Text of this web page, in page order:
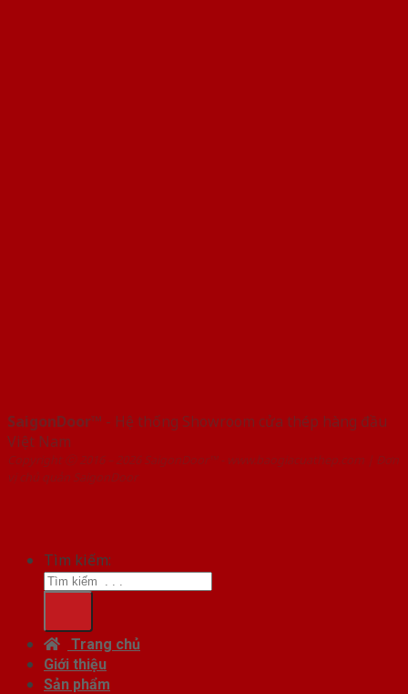
SaigonDoor™ - Hệ thống Showroom cửa thép hàng đầu
Việt Nam
Copyright ⓒ 2016 – 2026 SaigonDoor™ - www.baogiacuathep.com | Đơn
vị chủ quản SaigonDoor
Tìm kiếm:
Trang chủ
Giới thiệu
Sản phẩm